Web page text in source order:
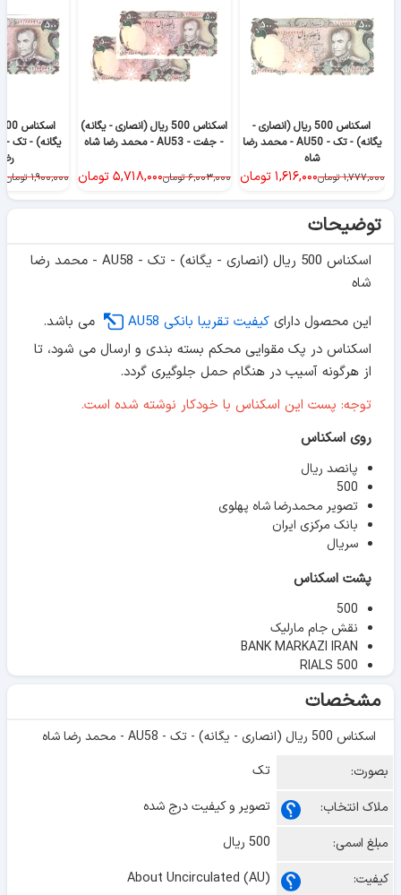
اسکناس 500 ریال (انصاری -
یگانه) - تک - AU50 - محمد رضا
شاه
۱,۷۷۷,۰۰۰ تومان۱,۶۱۶,۰۰۰تومان
اسکناس 500 ریال (انصاری - یگانه)
- جفت - AU53 - محمد رضا شاه
۶,۰۰۳,۰۰۰ تومان۵,۷۱۸,۰۰۰تومان ۱,۹۰۰,۰۰۰ تومان
توضیحات
اسکناس 500 ریال (انصاری - یگانه) - تک - AU58 - محمد رضا
شاه
این محصول دارای کیفیت تقریبا بانکی AU58
می باشد.
اسکناس در پک مقوایی محکم بسته بندی و ارسال می شود، تا
از هرگونه آسیب در هنگام حمل جلوگیری گردد.
توجه: پست این اسکناس با خودکار نوشته شده است.
روی اسکناس
پانصد ریال
500
تصویر محمدرضا شاه پهلوی
بانک مرکزی ایران
سریال
پشت اسکناس
500
نقش جام مارلیک
BANK MARKAZI IRAN
RIALS 500
مشخصات
اسکناس 500 ریال (انصاری - یگانه) - تک - AU58 - محمد رضا شاه
بصورت:
تک
ملاک انتخاب:
تصویر و کیفیت درج شده
مبلغ اسمی:
500 ریال
کیفیت:
About Uncirculated (AU)